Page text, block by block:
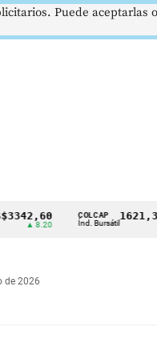
▲ 8.20
COLCAP
Índ. Bursátil
1621,34
▲
de 2026
Puede aceptarlas